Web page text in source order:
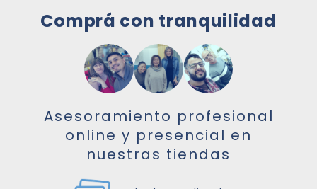
Comprá con tranquilidad
Asesoramiento profesional
online y presencial en
nuestras tiendas